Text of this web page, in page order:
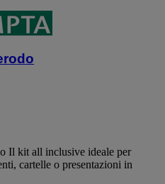
Il kit all inclusive ideale per
cartelle o presentazioni in